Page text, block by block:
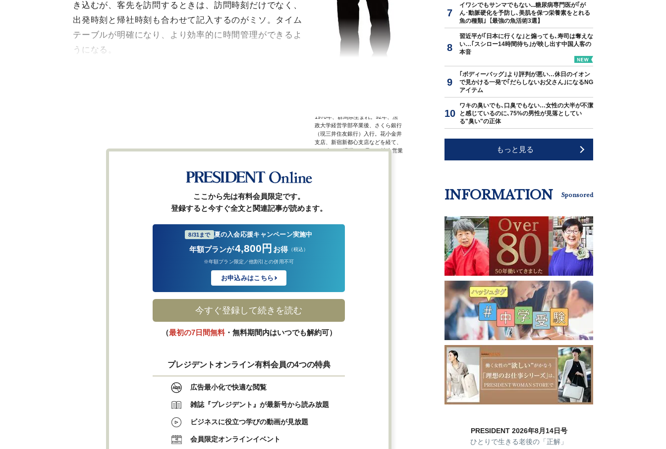
1970年、群馬県生まれ。92年、法
政大学経営学部卒業後、さくら銀行
（現三井住友銀行）入行。花小金井
支店、新宿新都心支店などを経て、
2001年より現職。一貫して法人営業
き込むが、客先を訪問するときは、訪問時刻だけでなく、
出発時刻と帰社時刻も合わせて記入するのがミソ。タイム
テーブルが明確になり、より効率的に時間管理ができるよ
うになる。
ここから先は有料会員限定です。
登録すると今すぐ全文と関連記事が読めます。
8/31まで 夏の入会応援キャンペーン実施中
年額プランが4,800円 お得 （税込）
※年額プラン限定／他割引との併用不可
お申込みはこちら
今すぐ登録して続きを読む
（最初の7日間無料・無料期間内はいつでも解約可）
プレジデントオンライン有料会員の4つの特典
広告最小化で快適な閲覧
雑誌『プレジデント』が最新号から読み放題
ビジネスに役立つ学びの動画が見放題
会員限定オンラインイベント
イワシでもサンマでもない...糖尿病専門医が｢が
ん･動脈硬化を予防し､美肌を保つ栄養素をとれる
魚の種類｣【最強の魚活術3選】
習近平が｢日本に行くな｣と煽っても､寿司は奪えな
い…｢スシロー14時間待ち｣が映し出す中国人客の
本音
｢ボディーバッグ｣より評判が悪い…休日のイオン
で見かける一発で｢だらしないお父さん｣になるNG
アイテム
ワキの臭いでも､口臭でもない…女性の大半が不潔
と感じているのに､75%の男性が見落としてい
る"臭い"の正体
もっと見る
INFORMATION Sponsored
PRESIDENT 2026年8月14日号
ひとりで生きる老後の「正解」